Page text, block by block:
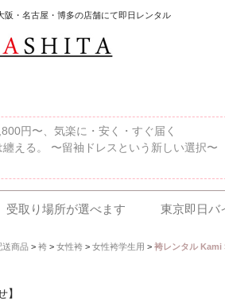
・名古屋・博多の店舗にて即日レンタル
円〜、気楽に・安く・すぐ届く
える。 〜留袖ドレスという新しい選択〜
受取り場所が選べます 東京即日バ
送商品> 袴> 女性袴> 女性袴学生用 > 袴レンタル Kami
】